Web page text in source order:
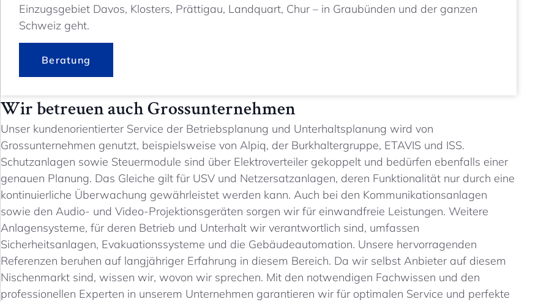
Einzugsgebiet Davos, Klosters, Prättigau, Landquart, Chur – in Graubünden und der ganzen
Schweiz geht.
Beratung
Wir betreuen auch Grossunternehmen
Unser kundenorientierter Service der Betriebsplanung und Unterhaltsplanung wird von
Grossunternehmen genutzt, beispielsweise von Alpiq, der Burkhaltergruppe, ETAVIS und ISS.
Schutzanlagen sowie Steuermodule sind über Elektroverteiler gekoppelt und bedürfen ebenfalls einer
genauen Planung. Das Gleiche gilt für USV und Netzersatzanlagen, deren Funktionalität nur durch eine
kontinuierliche Überwachung gewährleistet werden kann. Auch bei den Kommunikationsanlagen
sowie den Audio- und Video-Projektionsgeräten sorgen wir für einwandfreie Leistungen. Weitere
Anlagensysteme, für deren Betrieb und Unterhalt wir verantwortlich sind, umfassen
Sicherheitsanlagen, Evakuationssysteme und die Gebäudeautomation. Unsere hervorragenden
Referenzen beruhen auf langjähriger Erfahrung in diesem Bereich. Da wir selbst Anbieter auf diesem
Nischenmarkt sind, wissen wir, wovon wir sprechen. Mit den notwendigen Fachwissen und den
professionellen Experten in unserem Unternehmen garantieren wir für optimalen Service und perfekte